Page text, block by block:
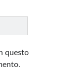
questo